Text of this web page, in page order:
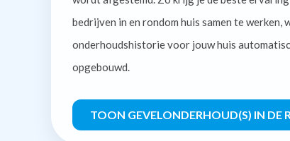
bedrijven in en rondom huis samen te werken,
onderhoudshistorie voor jouw huis
opgebouwd.
TOON GEVELONDERHOUD(S) IN DE